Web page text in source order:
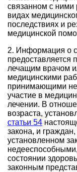
связанном с
видах
последствиях и
медицинской
2. Информация о
предоставляется
лечащим врачом
медицинскими
принимающими
участие в
лечении. В
возраста,
статьи 54
закона, и
установленном
состоянии
законным